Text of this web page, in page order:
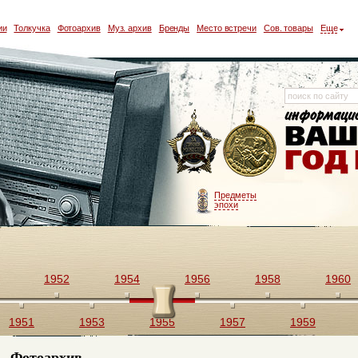
Толкучка Фотоархив Муз. архив Бренды Место встречи Сов. товары Еще
Предметы
эпохи
1951
1952
1953
1954
1955
1956
1957
1958
1959
1960